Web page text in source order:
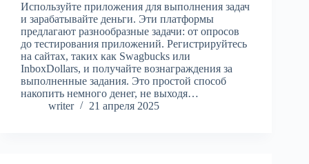
Используйте приложения для выполнения задач
и зарабатывайте деньги. Эти платформы
предлагают разнообразные задачи: от опросов
до тестирования приложений. Регистрируйтесь
на сайтах, таких как Swagbucks или
InboxDollars, и получайте вознаграждения за
выполненные задания. Это простой способ
накопить немного денег, не выходя…
writer
21 апреля 2025